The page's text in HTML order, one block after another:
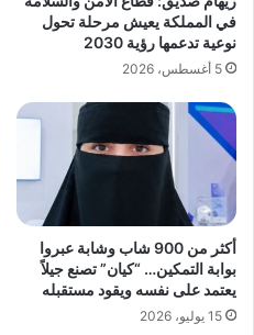
ت
ت
ق
ي
و
ر
ش
ع
م
ل
ب
ع
ف
ي
م
ه
ج
ا
ل
ش
ي
في المملكة يعيش مرحلة تحول
نوعية تدعمها رؤية 2030
5 أغسطس، 2026
أكثر من 900 شاب وشابة عبروا
بوابة التمكين… “كيان” تصنع جيلاً
يعتمد على نفسه ويقود مستقبله
15 يوليو، 2026